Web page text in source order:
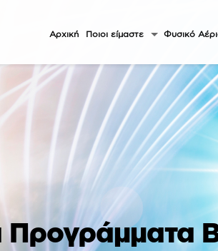
Αρχική Ποιοι είμαστε Φυσικό
Προγράμματα